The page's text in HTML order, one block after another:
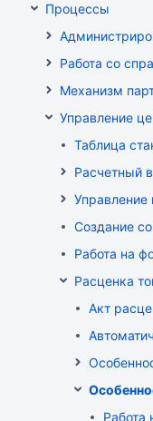
Процессы
Работа со
Механизм
Управление
Таблица
Расчетный
Управление
Создание
Работа на
Расценка
Акт
Работа